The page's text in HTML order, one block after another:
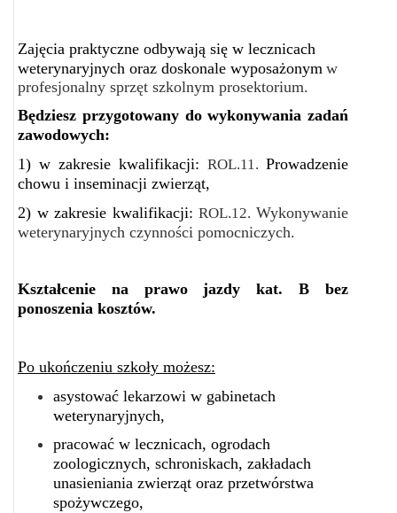
Zajęcia praktyczne odbywają się w lecznicach
weterynaryjnych oraz doskonale wyposażonym w
profesjonalny sprzęt szkolnym prosektorium.
Będziesz przygotowany do wykonywania zadań
zawodowych:
1) w zakresie kwalifikacji: ROL.11. Prowadzenie
chowu i inseminacji zwierząt,
2) w zakresie kwalifikacji:ROL.12.Wykonywanie
weterynaryjnych czynności pomocniczych.
Kształcenie na prawo jazdy kat. B bez
ponoszenia kosztów.
Po ukończeniu szkoły możesz:
asystować lekarzowi w gabinetach
weterynaryjnych,
pracować w lecznicach, ogrodach
zoologicznych, schroniskach, zakładach
unasieniania zwierząt oraz przetwórstwa
spożywczego,